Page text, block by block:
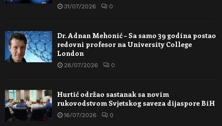
31/07/2026 0
Dr. Adnan Mehonić – Sa samo 39 godina postao
redovni profesor na University College
London
28/07/2026 0
Hurtić održao sastanak sa novim
rukovodstvom Svjetskog saveza dijaspore BiH
16/07/2026 0